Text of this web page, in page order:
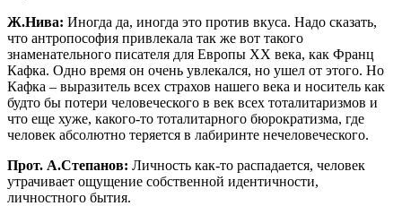
Ж.Нива: Иногда да, иногда это против вкуса. Надо сказать,
что антропософия привлекала так же вот такого
знаменательного писателя для Европы ХХ века, как Франц
Кафка. Одно время он очень увлекался, но ушел от этого. Но
Кафка – выразитель всех страхов нашего века и носитель как
будто бы потери человеческого в век всех тоталитаризмов и
что еще хуже, какого-то тоталитарного бюрократизма, где
человек абсолютно теряется в лабиринте нечеловеческого.
Прот. А.Степанов: Личность как-то распадается, человек
утрачивает ощущение собственной идентичности,
личностного бытия.